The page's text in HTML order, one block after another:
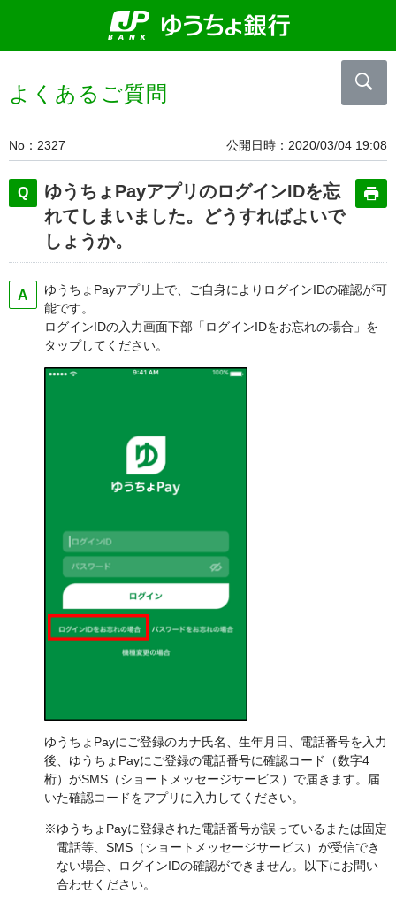
よくあるご質問
No 2327 公開日時 2020/03/04 19:08
ゆうちょPayアプリのログインIDを忘
れてしまいました。どうすればよいで
しょうか。
ゆうちょPayアプリ上で、ご自身によりログインIDの確認が可
能です。
ログインIDの入力画面下部「ログインIDをお忘れの場合」を
タップしてください。
ゆうちょPayにご登録のカナ氏名、生年月日、電話番号を入力
後、ゆうちょPayにご登録の電話番号に確認コード（数字4
桁）がSMS（ショートメッセージサービス）で届きます。届
いた確認コードをアプリに入力してください。
※ゆうちょPayに登録された電話番号が誤っているまたは固定
電話等、SMS（ショートメッセージサービス）が受信でき
ない場合、ログインIDの確認ができません。以下にお問い
合わせください。